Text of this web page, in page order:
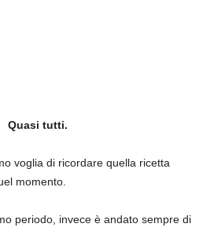
Quasi tutti.
voglia di ricordare quella ricetta
momento.
periodo, invece è andato sempre di